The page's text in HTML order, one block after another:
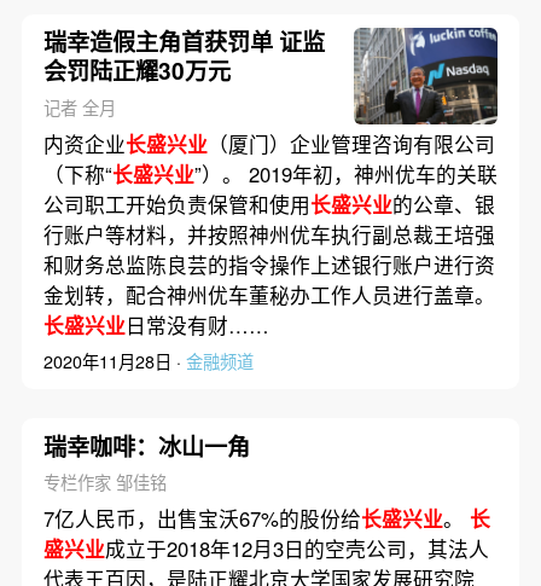
瑞幸造假主角首获罚单 证监
会罚陆正耀30万元
记者 全月
内资企业长盛兴业 （厦门）企业管理咨询有限公司
（下称“长盛兴业”）。 2019年初，神州优车的关联
公司职工开始负责保管和使用长盛兴业的公章、银
行账户等材料，并按照神州优车执行副总裁王培强
和财务总监陈良芸的指令操作上述银行账户进行资
金划转，配合神州优车董秘办工作人员进行盖章。
长盛兴业日常没有财……
2020年11月28日 · 金融频道
瑞幸咖啡：冰山一角
专栏作家 邹佳铭
7亿人民币，出售宝沃67%的股份给长盛兴业。 长
盛兴业成立于2018年12月3日的空壳公司，其法人
代表王百因，是陆正耀北京大学国家发展研究院